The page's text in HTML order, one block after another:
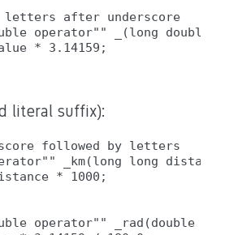
letters after underscore
operator"" _(long double
* 3.14159;
literal suffix):
followed by letters
_km(long long
* 1000;
operator"" _rad(double